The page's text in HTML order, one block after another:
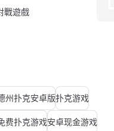
戰遊戲
州扑克安卓版扑克游戏
费扑克游戏安卓现金游戏